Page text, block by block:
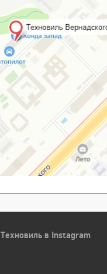
Техновиль в Instagram